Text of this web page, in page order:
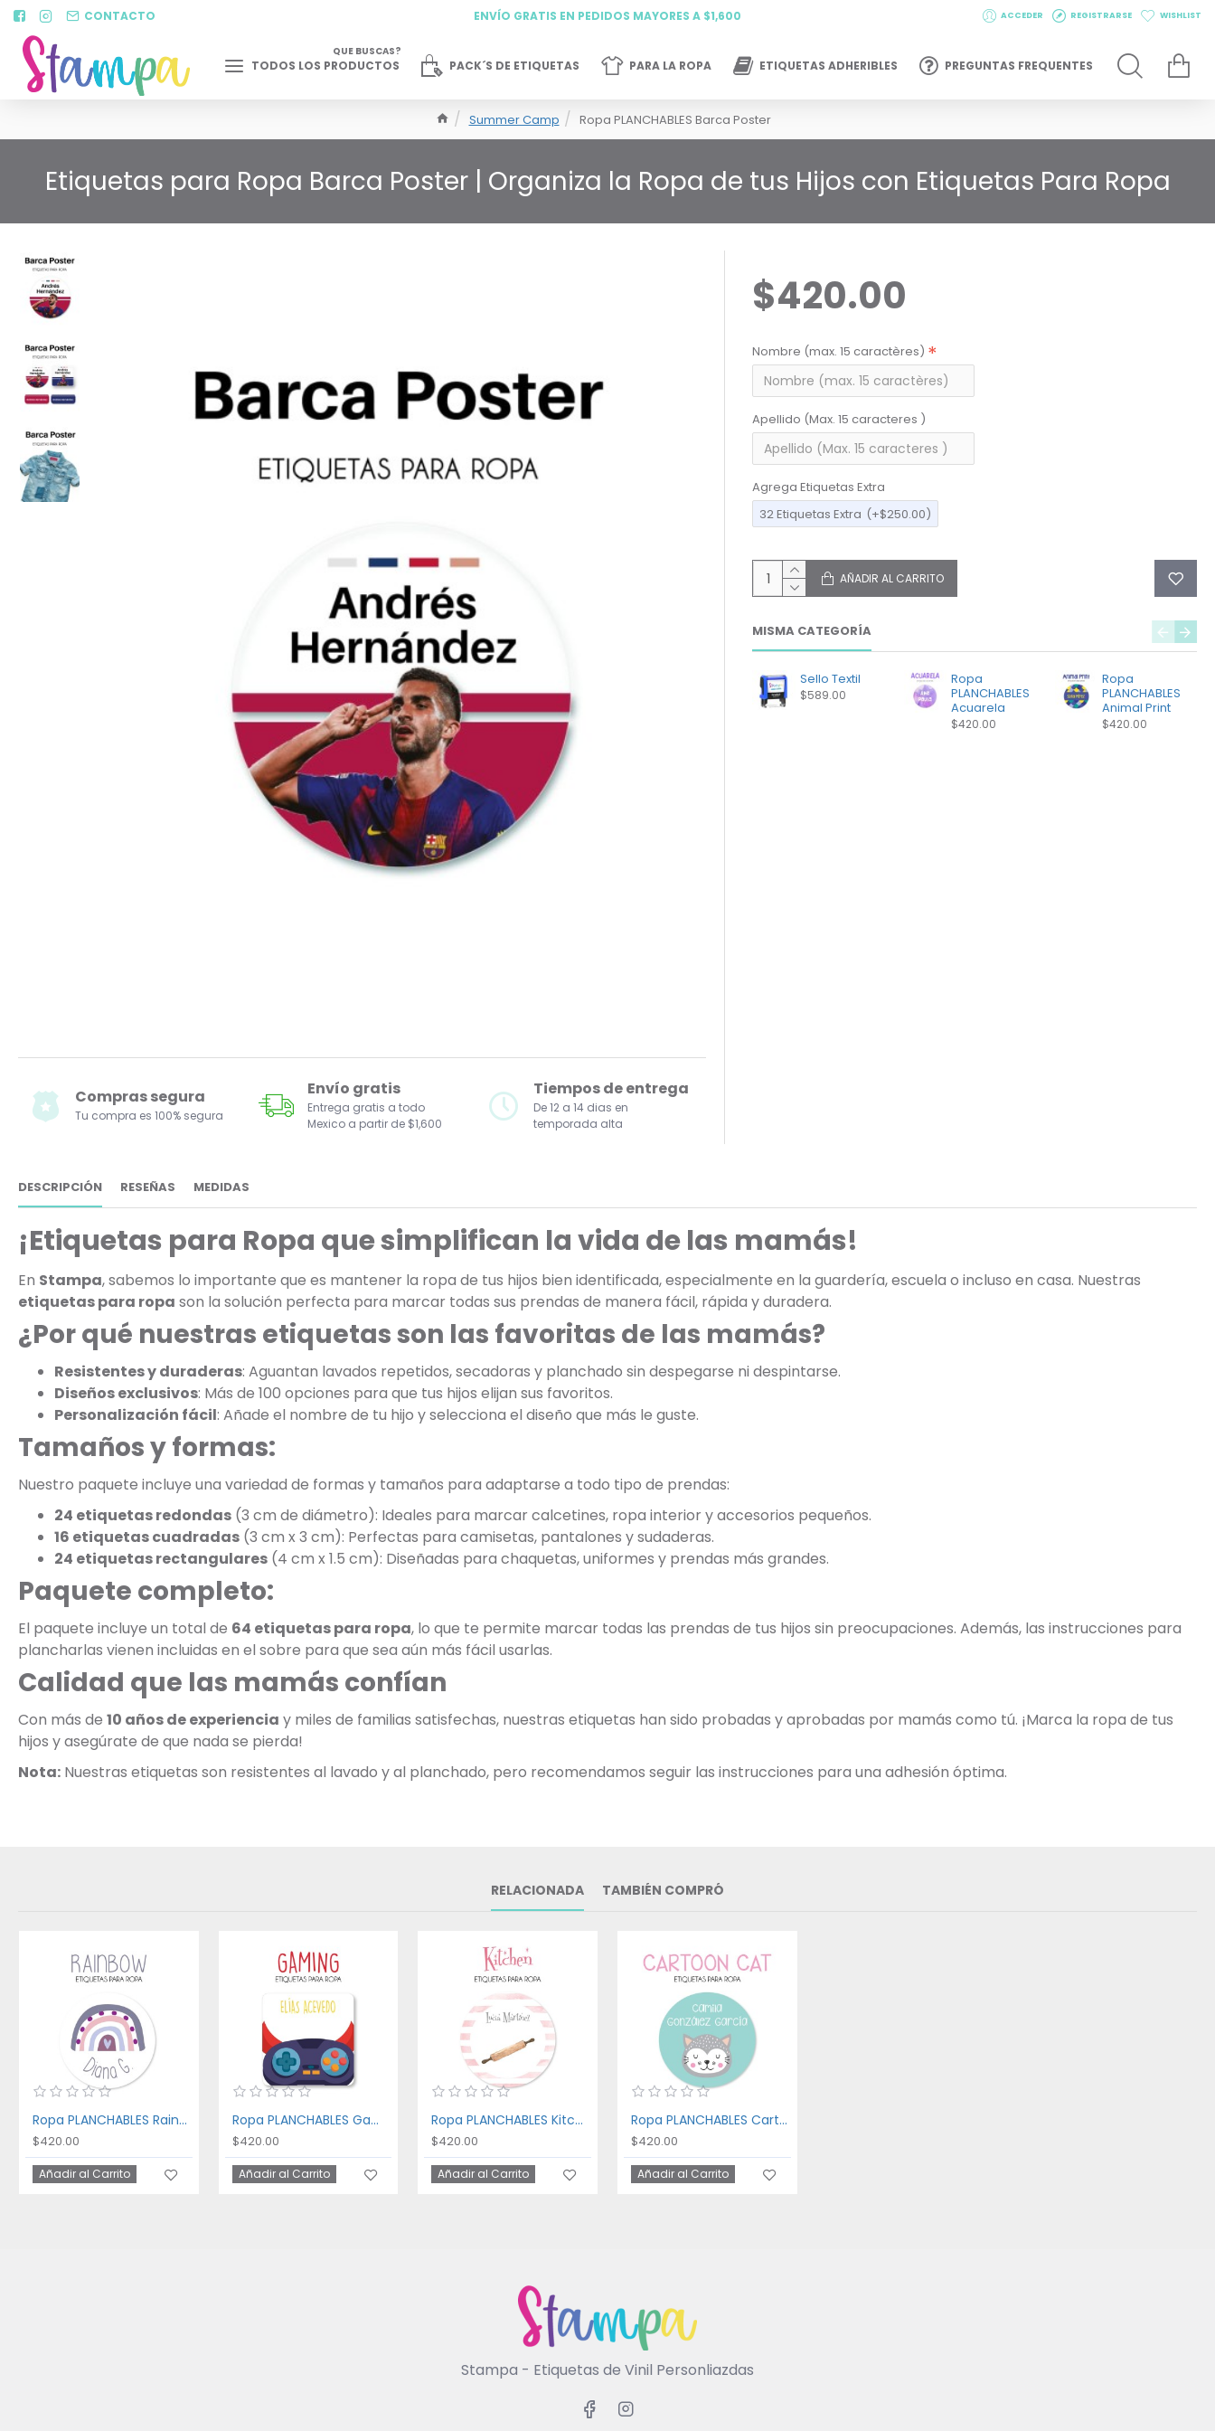
CONTACTO ENVÍO GRATIS EN PEDIDOS MAYORES A $1,600 ACCEDER REGISTRARSE WISHLIST
TODOS LOS PRODUCTOS
QUE BUSCAS?
PACK´S DE ETIQUETAS PARA LA ROPA ETIQUETAS ADHERIBLES PREGUNTAS FREQUENTES
Summer Camp Ropa PLANCHABLES Barca Poster
Etiquetas para Ropa Barca Poster | Organiza la Ropa de tus Hijos con Etiquetas Para Ropa
Compras segura
Tu compra es 100% segura
Envío gratis
Entrega gratis a todo
Mexico a partir de $1,600
Tiempos de entrega
De 12 a 14 dias en
temporada alta
$420.00
Nombre (max. 15 caractères)
Apellido (Max. 15 caracteres )
Agrega Etiquetas Extra
32 Etiquetas Extra (+$250.00)
AÑADIR AL CARRITO
MISMA CATEGORÍA
Sello Textil
$589.00
Ropa
PLANCHABLES
Acuarela
$420.00
Ropa
PLANCHABLES
Animal Print
$420.00
DESCRIPCIÓN RESEÑAS MEDIDAS
¡Etiquetas para Ropa que simplifican la vida de las mamás!
En Stampa, sabemos lo importante que es mantener la ropa de tus hijos bien identificada, especialmente en la guardería, escuela o incluso en casa. Nuestras
etiquetas para ropa son la solución perfecta para marcar todas sus prendas de manera fácil, rápida y duradera.
¿Por qué nuestras etiquetas son las favoritas de las mamás?
Resistentes y duraderas: Aguantan lavados repetidos, secadoras y planchado sin despegarse ni despintarse.
Diseños exclusivos: Más de 100 opciones para que tus hijos elijan sus favoritos.
Personalización fácil: Añade el nombre de tu hijo y selecciona el diseño que más le guste.
Tamaños y formas:
Nuestro paquete incluye una variedad de formas y tamaños para adaptarse a todo tipo de prendas:
24 etiquetas redondas (3 cm de diámetro): Ideales para marcar calcetines, ropa interior y accesorios pequeños.
16 etiquetas cuadradas (3 cm x 3 cm): Perfectas para camisetas, pantalones y sudaderas.
24 etiquetas rectangulares (4 cm x 1.5 cm): Diseñadas para chaquetas, uniformes y prendas más grandes.
Paquete completo:
El paquete incluye un total de 64 etiquetas para ropa, lo que te permite marcar todas las prendas de tus hijos sin preocupaciones. Además, las instrucciones para
plancharlas vienen incluidas en el sobre para que sea aún más fácil usarlas.
Calidad que las mamás confían
Con más de 10 años de experiencia y miles de familias satisfechas, nuestras etiquetas han sido probadas y aprobadas por mamás como tú. ¡Marca la ropa de tus
hijos y asegúrate de que nada se pierda!
Nota: Nuestras etiquetas son resistentes al lavado y al planchado, pero recomendamos seguir las instrucciones para una adhesión óptima.
RELACIONADA TAMBIÉN COMPRÓ
Ropa PLANCHABLES Rainbow
$420.00
Añadir al Carrito
Ropa PLANCHABLES Gaming
$420.00
Añadir al Carrito
Ropa PLANCHABLES Kitchen
$420.00
Añadir al Carrito
Ropa PLANCHABLES Cartoon Cat
$420.00
Añadir al Carrito
Stampa - Etiquetas de Vinil Personliazdas